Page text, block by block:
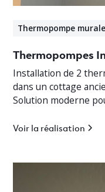
Thermopompe murale
Thermopompes
Installation de 2
dans un cottage
Solution moderne
Voir la réalisation